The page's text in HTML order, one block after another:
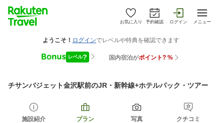
お気に入り 予約確認 ログイン メニュー
チサンバジェット金沢駅前のJR・新幹線+ホテルパック・ツアー
施設紹介 プラン 写真 クチコミ